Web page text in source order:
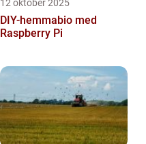
12 oktober 2025
DIY-hemmabio med
Raspberry Pi